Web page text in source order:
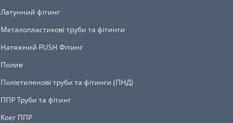
Латунний фітинг
Металопластикові труби та фітинги
Натяжний PUSH Фітинг
Полив
Поліетиленові труби та фітинги (ПНД)
ППР Труби та фітинг
Koer ППР